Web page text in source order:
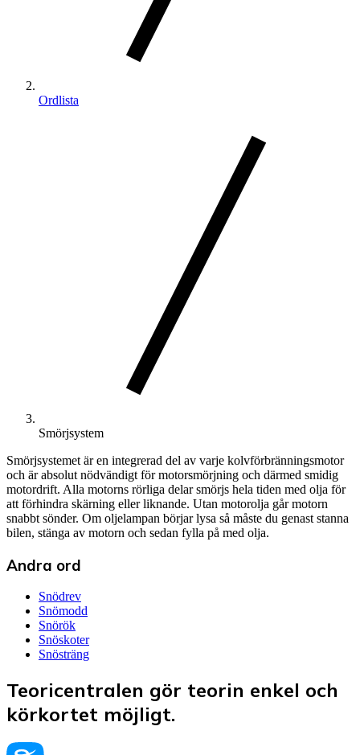
Ordlista
Smörjsystem
Smörjsystemet är en integrerad del av varje kolvförbränningsmotor
och är absolut nödvändigt för motorsmörjning och därmed smidig
motordrift. Alla motorns rörliga delar smörjs hela tiden med olja för
att förhindra skärning eller liknande. Utan motorolja går motorn
snabbt sönder. Om oljelampan börjar lysa så måste du genast stanna
bilen, stänga av motorn och sedan fylla på med olja.
Andra ord
Snödrev
Snömodd
Snörök
Snöskoter
Snösträng
Teoricentralen gör teorin enkel och
körkortet möjligt.